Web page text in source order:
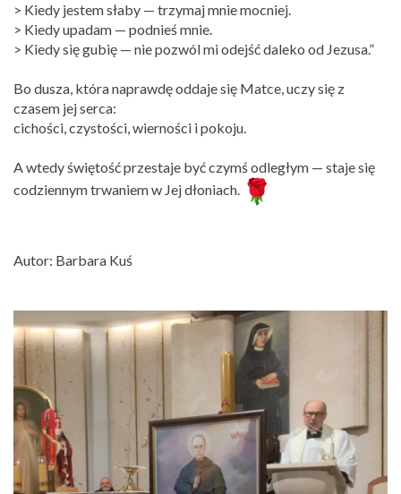
> Kiedy jestem słaby — trzymaj mnie mocniej.
> Kiedy upadam — podnieś mnie.
> Kiedy się gubię — nie pozwól mi odejść daleko od Jezusa.”
Bo dusza, która naprawdę oddaje się Matce, uczy się z
czasem jej serca:
cichości, czystości, wierności i pokoju.
A wtedy świętość przestaje być czymś odległym — staje się
codziennym trwaniem w Jej dłoniach.
Autor: Barbara Kuś